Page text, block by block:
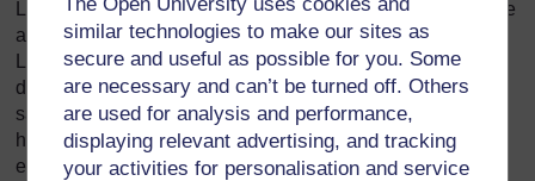
similar technologies to make our sites as
secure and useful as possible for you. Some
are necessary and can’t be turned off. Others
are used for analysis and performance,
displaying relevant advertising, and tracking
your activities for personalisation and service
Les experts disent que l'érosion du littoral togolais peut être
attribuée aux constructions des ports de Téma et de Lomé.
Les digues avaient été construites pour protéger ces ports
de l'action ravageuse des vagues et pour empêcher le
sable d'entrer dans les ports profondément dragués sur la
houle de l'océan. Les digues ont mis en danger l'équilibre
entre la vitesse d'érosion de la côte et la vitesse à laquelle